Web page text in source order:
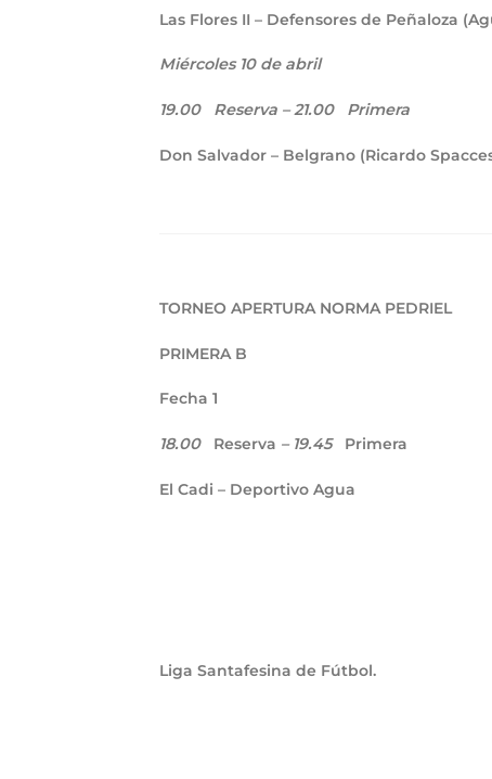
Las Flores II – Defensores de Peñaloza
Miércoles 10 de abril
19.00Reserva –21.00Primera
Don Salvador – Belgrano (Ricardo
TORNEO APERTURA NORMA PEDRIEL
PRIMERA B
Fecha 1
18.00 Reserva – 19.45Primera
El Cadi – Deportivo Agua
Liga Santafesina de Fútbol.